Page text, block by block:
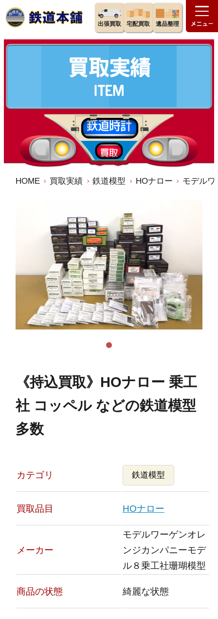
出張買取 宅配買取 遺品整理
HOME 買取実績 鉄道模型 HOナロー モデルワ
《持込買取》HOナロー 乗工
社 コッペル などの鉄道模型
多数
カテゴリ 鉄道模型
買取品目 HOナロー
メーカー
モデルワーゲンオレ
ンジカンパニーモデ
ル８乗工社珊瑚模型
商品の状態 綺麗な状態